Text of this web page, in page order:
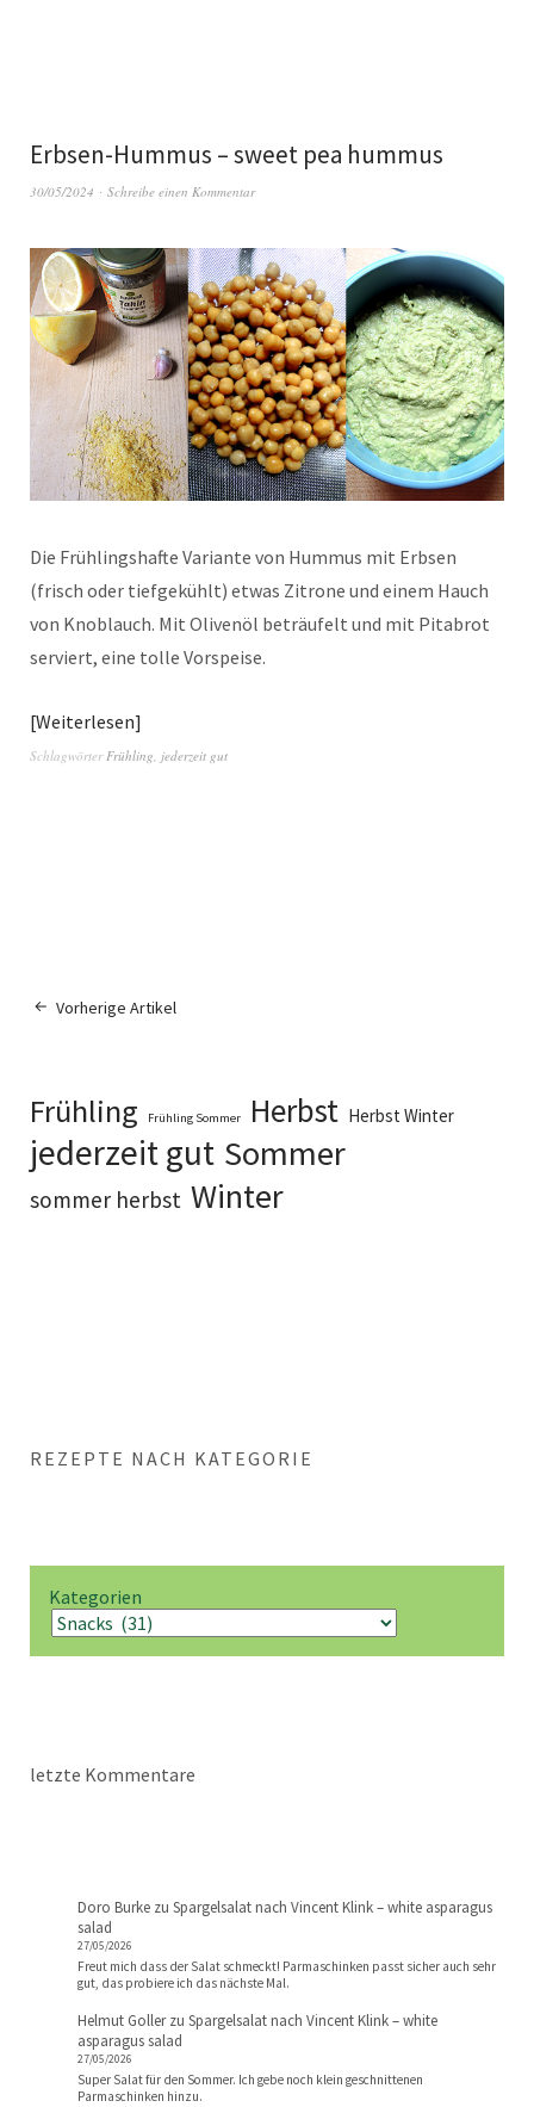
Erbsen-Hummus – sweet pea hummus
30/05/2024 Schreibe einen Kommentar
Die Frühlingshafte Variante von Hummus mit Erbsen
(frisch oder tiefgekühlt) etwas Zitrone und einem Hauch
von Knoblauch. Mit Olivenöl beträufelt und mit Pitabrot
serviert, eine tolle Vorspeise.
Weiterlesen
SchlagwörterFrühling, jederzeit gut
Vorherige Artikel
Frühling Frühling Sommer Herbst Herbst Winter
jederzeit gut Sommer
sommer herbst Winter
REZEPTE NACH KATEGORIE
Kategorien
letzte Kommentare
Doro Burke zu Spargelsalat nach Vincent Klink – white asparagus
salad
27/05/2026
Freut mich dass der Salat schmeckt! Parmaschinken passt sicher auch sehr
gut, das probiere ich das nächste Mal.
Helmut Gollerzu Spargelsalat nach Vincent Klink – white
asparagus salad
27/05/2026
Super Salat für den Sommer. Ich gebe noch klein geschnittenen
Parmaschinken hinzu.